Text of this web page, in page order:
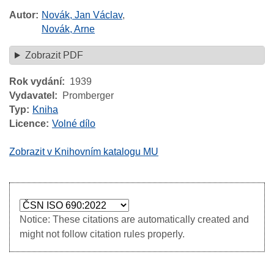
Autor Novák, Jan Václav,
Novák, Arne
Zobrazit PDF
Rok vydání
1939
Vydavatel
Promberger
Typ
Kniha
Licence Volné dílo
Zobrazit v Knihovním katalogu MU
Notice: These citations are automatically created and
might not follow citation rules properly.